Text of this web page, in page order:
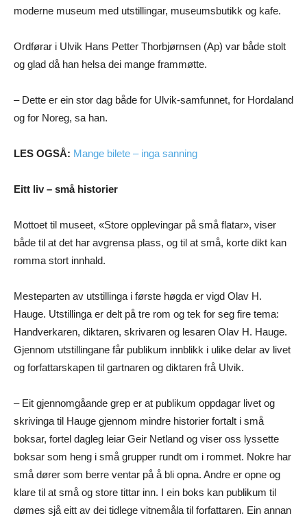
moderne museum med utstillingar, museumsbutikk og kafe.
Ordførar i Ulvik Hans Petter Thorbjørnsen (Ap) var både stolt
og glad då han helsa dei mange frammøtte.
– Dette er ein stor dag både for Ulvik-samfunnet, for Hordaland
og for Noreg, sa han.
LES OGSÅ: Mange bilete – inga sanning
Eitt liv – små historier
Mottoet til museet, «Store opplevingar på små flatar», viser
både til at det har avgrensa plass, og til at små, korte dikt kan
romma stort innhald.
Mesteparten av utstillinga i første høgda er vigd Olav H.
Hauge. Utstillinga er delt på tre rom og tek for seg fire tema:
Handverkaren, diktaren, skrivaren og lesaren Olav H. Hauge.
Gjennom utstillingane får publikum innblikk i ulike delar av livet
og forfattarskapen til gartnaren og diktaren frå Ulvik.
– Eit gjennomgåande grep er at publikum oppdagar livet og
skrivinga til Hauge gjennom mindre historier fortalt i små
boksar, fortel dagleg leiar Geir Netland og viser oss lyssette
boksar som heng i små grupper rundt om i rommet. Nokre har
små dører som berre ventar på å bli opna. Andre er opne og
klare til at små og store tittar inn. I ein boks kan publikum til
dømes sjå eitt av dei tidlege vitnemåla til forfattaren. Ein annan